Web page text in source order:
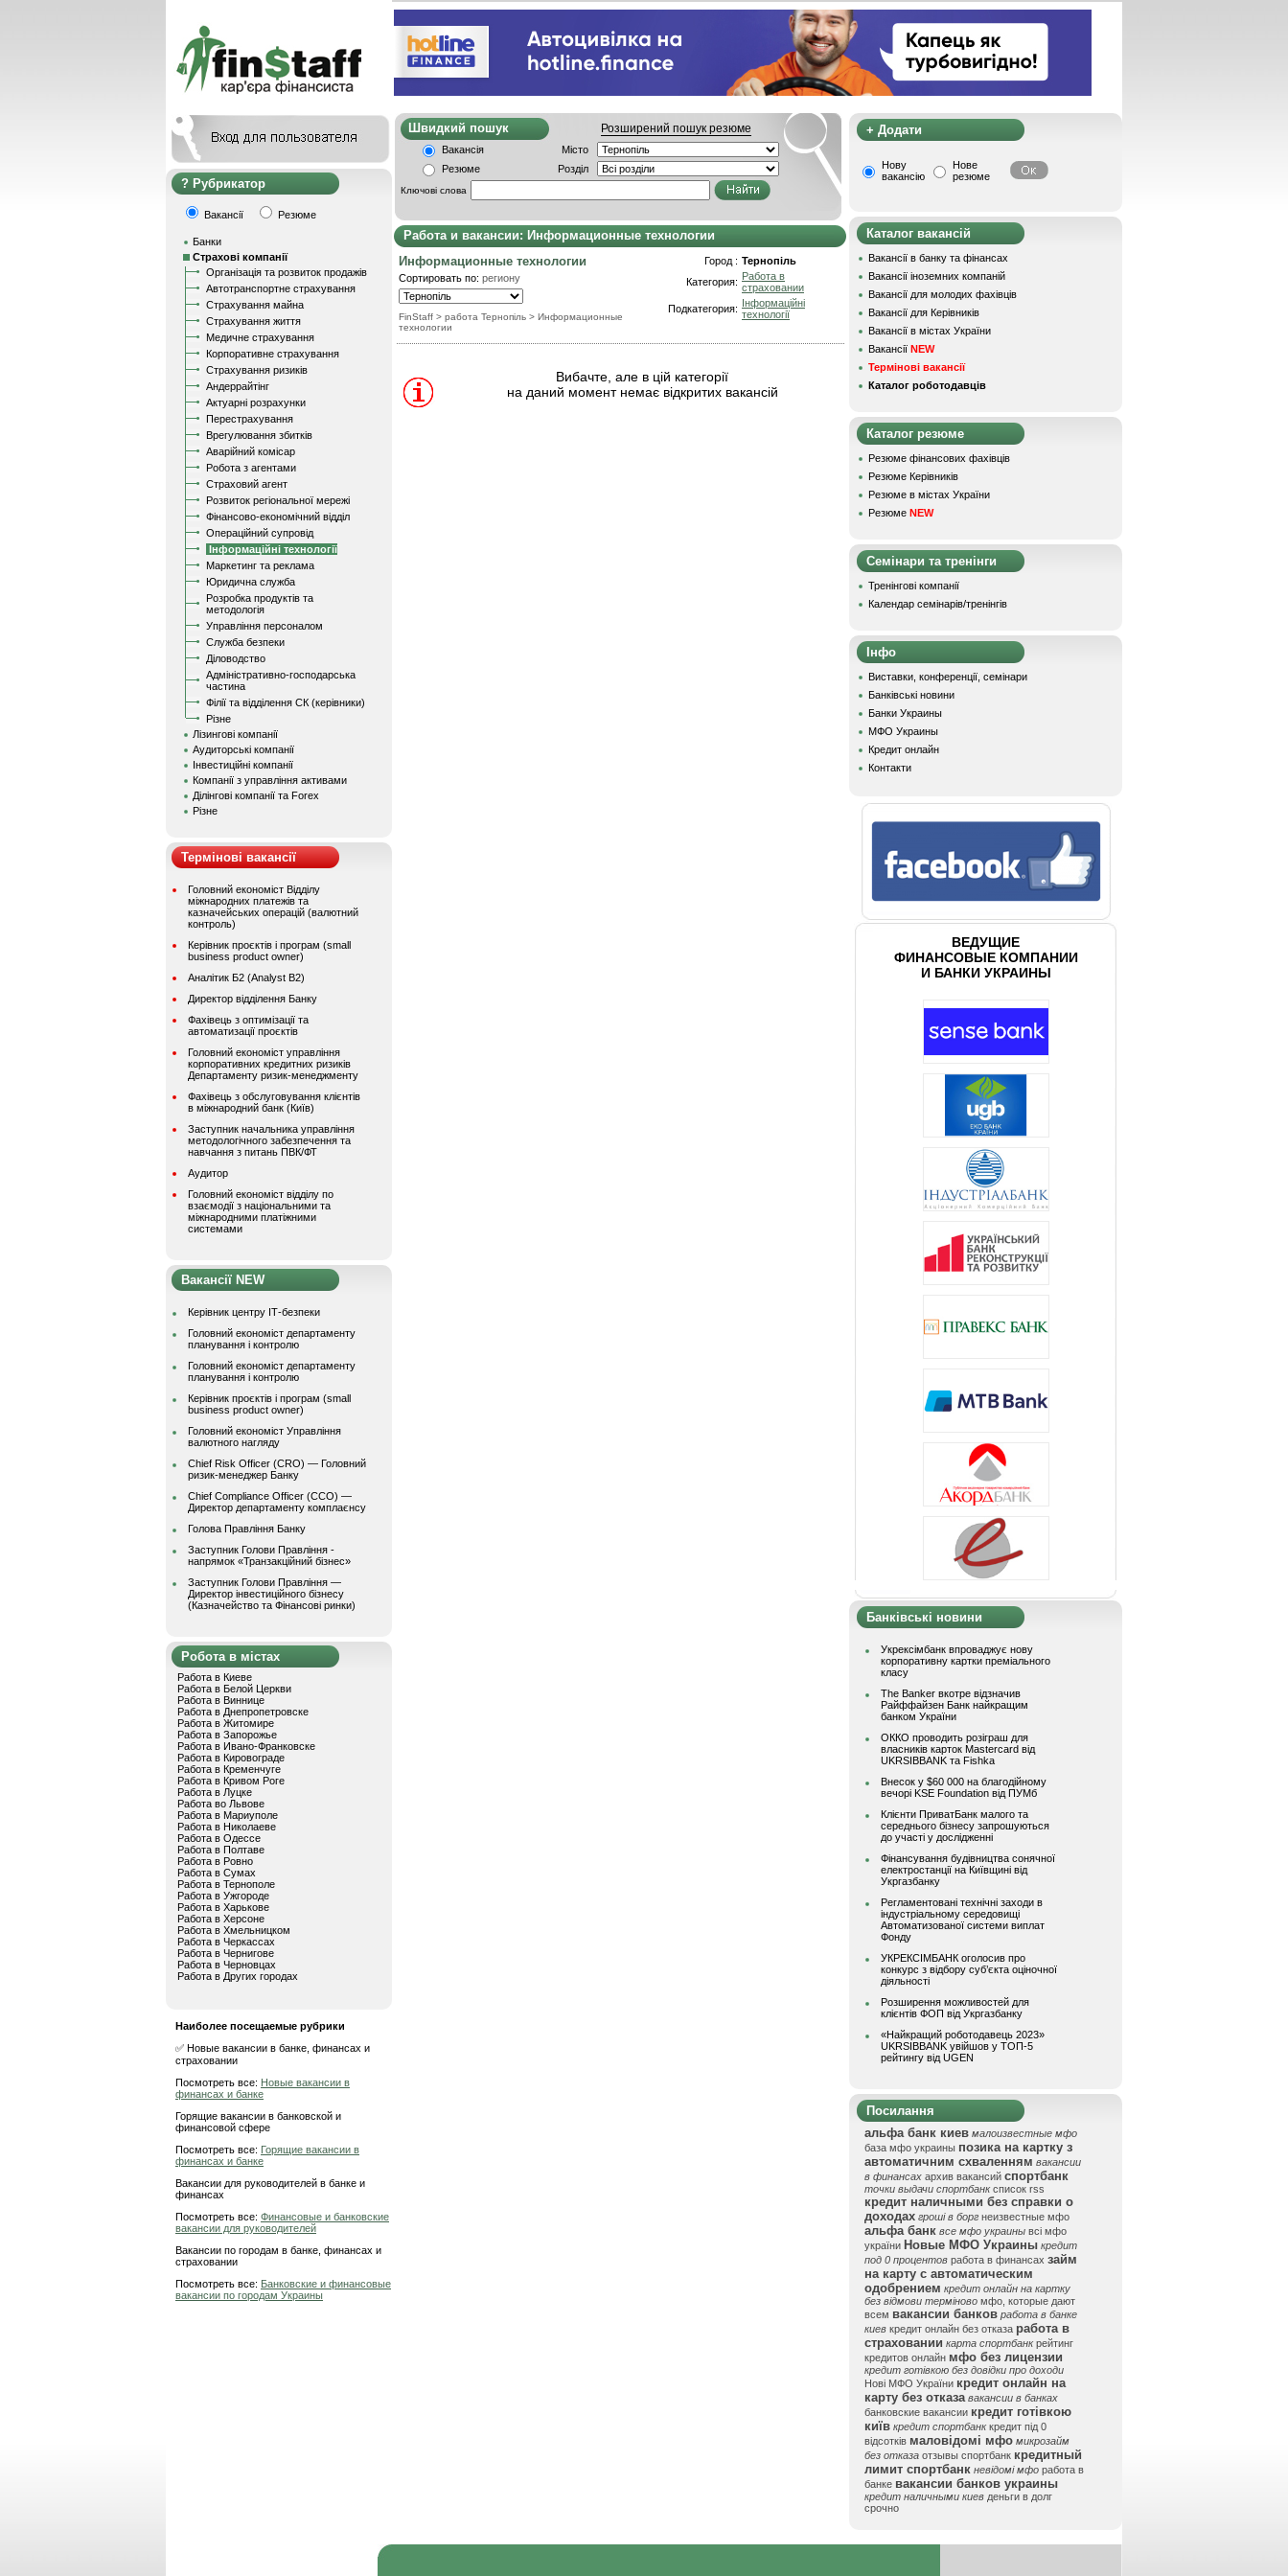
Рубрикатор
Вакансії Резюме
Банки
Страхові компанії
Організація та розвиток продажів
Автотранспортне страхування
Страхування майна
Страхування життя
Медичне страхування
Корпоративне страхування
Страхування ризиків
Андеррайтінг
Актуарні розрахунки
Перестрахування
Врегулювання збитків
Аварійний комісар
Робота з агентами
Страховий агент
Розвиток регіональної мережі
Фінансово-економічний відділ
Операційний супровід
Інформаційні технології
Маркетинг та реклама
Юридична служба
Розробка продуктів та
методологія
Управління персоналом
Служба безпеки
Діловодство
Адміністративно-господарська
частина
Філії та відділення СК (керівники)
Різне
Лізингові компанії
Аудиторські компанії
Інвестиційні компанії
Компанії з управління активами
Ділінгові компанії та Forex
Різне
Термінові вакансії
Головний економіст Відділу
міжнародних платежів та
казначейських операцій (валютний
контроль)
Керівник проєктів і програм (small
business product owner)
Аналітик Б2 (Analyst B2)
Директор відділення Банку
Фахівець з оптимізації та
автоматизації проєктів
Головний економіст управління
корпоративних кредитних ризиків
Департаменту ризик-менеджменту
Фахівець з обслуговування клієнтів
в міжнародний банк (Київ)
Заступник начальника управління
методологічного забезпечення та
навчання з питань ПВК/ФТ
Аудитор
Головний економіст відділу по
взаємодії з національними та
міжнародними платіжними
системами
Вакансії NEW
Керівник центру ІТ-безпеки
Головний економіст департаменту
планування і контролю
Головний економіст департаменту
планування і контролю
Керівник проєктів і програм (small
business product owner)
Головний економіст Управління
валютного нагляду
Chief Risk Officer (CRO) — Головний
ризик-менеджер Банку
Chief Compliance Officer (CCO) —
Директор департаменту комплаєнсу
Голова Правління Банку
Заступник Голови Правління -
напрямок «Транзакційний бізнес»
Заступник Голови Правління —
Директор інвестиційного бізнесу
(Казначейство та Фінансові ринки)
Робота в містах
Работа в Киеве
Работа в Белой Церкви
Работа в Виннице
Работа в Днепропетровске
Работа в Житомире
Работа в Запорожье
Работа в Ивано-Франковске
Работа в Кировограде
Работа в Кременчуге
Работа в Кривом Роге
Работа в Луцке
Работа во Львове
Работа в Мариуполе
Работа в Николаеве
Работа в Одессе
Работа в Полтаве
Работа в Ровно
Работа в Сумах
Работа в Тернополе
Работа в Ужгороде
Работа в Харькове
Работа в Херсоне
Работа в Хмельницком
Работа в Черкассах
Работа в Чернигове
Работа в Черновцах
Работа в Других городах
Наиболее посещаемые рубрики
✅ Новые вакансии в банке, финансах и
страховании
Посмотреть все: Новые вакансии в
финансах и банке
Горящие вакансии в банковской и
финансовой сфере
Посмотреть все: Горящие вакансии в
финансах и банке
Вакансии для руководителей в банке и
финансах
Посмотреть все: Финансовые и банковские
вакансии для руководителей
Вакансии по городам в банке, финансах и
страховании
Посмотреть все: Банковские и финансовые
вакансии по городам Украины
Швидкий пошук Розширений пошук резюме
Вакансія
Місто
Резюме
Розділ
Ключові слова
Работа и вакансии: Информационные технологии
Информационные технологии
Сортировать по: региону
FinStaff > работа Тернопіль > Информационные
технологии
Город : Тернопіль
Категория: Работа в
страховании
Подкатегория: Інформаційні
технології
Вибачте, але в цій категорії
на даний момент немає відкритих вакансій
+ Додати
Нову
вакансію
Нове
резюме
Каталог вакансій
Вакансії в банку та фінансах
Вакансії іноземних компаній
Вакансії для молодих фахівців
Вакансії для Керівників
Вакансії в містах України
Вакансії NEW
Термінові вакансії
Каталог роботодавців
Каталог резюме
Резюме фінансових фахівців
Резюме Керівників
Резюме в містах України
Резюме NEW
Семінари та тренінги
Тренінгові компанії
Календар семінарів/тренінгів
Інфо
Виставки, конференції, семінари
Банківські новини
Банки Украины
МФО Украины
Кредит онлайн
Контакти
ВЕДУЩИЕ
ФИНАНСОВЫЕ КОМПАНИИ
И БАНКИ УКРАИНЫ
Банківські новини
Укрексімбанк впроваджує нову
корпоративну картки преміального
класу
The Banker вкотре відзначив
Райффайзен Банк найкращим
банком України
ОККО проводить розіграш для
власників карток Mastercard від
UKRSIBBANK та Fishka
Внесок у $60 000 на благодійному
вечорі KSE Foundation від ПУМб
Клієнти ПриватБанк малого та
середнього бізнесу запрошуються
до участі у дослідженні
Фінансування будівництва сонячної
електростанції на Київщині від
Укргазбанку
Регламентовані технічні заходи в
індустріальному середовищі
Автоматизованої системи виплат
Фонду
УКРЕКСІМБАНК оголосив про
конкурс з відбору суб’єкта оціночної
діяльності
Розширення можливостей для
клієнтів ФОП від Укргазбанку
«Найкращий роботодавець 2023»
UKRSIBBANK увійшов у ТОП-5
рейтингу від UGEN
Посилання
альфа банк киев малоизвестные мфо
база мфо украины позика на картку з
автоматичним схваленням вакансии
в финансах архив вакансий спортбанк
точки выдачи спортбанк список rss
кредит наличными без справки о
доходах гроші в борг неизвестные мфо
альфа банк все мфо украины всі мфо
україни Новые МФО Украины кредит
под 0 процентов работа в финансах займ
на карту с автоматическим
одобрением кредит онлайн на картку
без відмови терміново мфо, которые дают
всем вакансии банков работа в банке
киев кредит онлайн без отказа работа в
страховании карта спортбанк рейтинг
кредитов онлайн мфо без лицензии
кредит готівкою без довідки про доходи
Нові МФО України кредит онлайн на
карту без отказа вакансии в банках
банковские вакансии кредит готівкою
київ кредит спортбанк кредит під 0
відсотків маловідомі мфо микрозайм
без отказа отзывы спортбанк кредитный
лимит спортбанк невідомі мфо работа в
банке вакансии банков украины
кредит наличными киев деньги в долг
срочно